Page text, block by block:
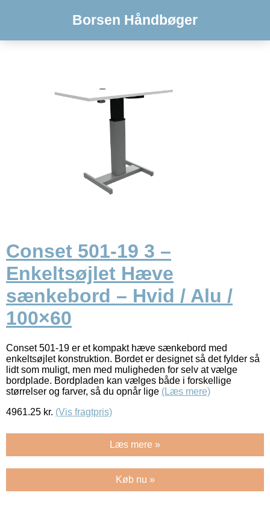
Borsen Håndbøger
Conset 501-19 3 –
Enkeltsøjlet Hæve
sænkebord – Hvid / Alu /
100×60
Conset 501-19 er et kompakt hæve sænkebord med
enkeltsøjlet konstruktion. Bordet er designet så det fylder så
lidt som muligt, men med muligheden for selv at vælge
bordplade. Bordpladen kan vælges både i forskellige
størrelser og farver, så du opnår lige (Læs mere)
4961.25 kr. (Vis fragtpris)
Læs mere »
Køb nu »